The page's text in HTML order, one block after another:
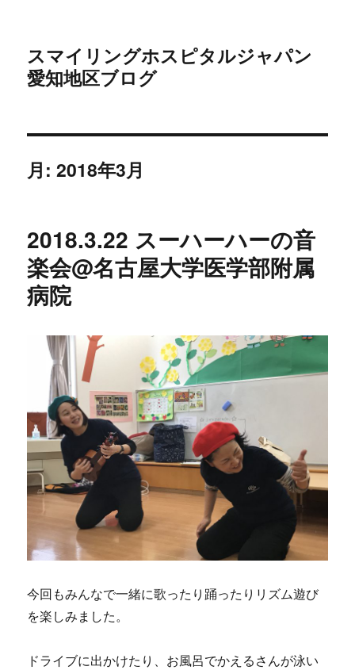
スマイリングホスピタルジャパン
愛知地区ブログ
月:2018年3月
2018.3.22 スーハーハーの音
楽会@名古屋大学医学部附属
病院
今回もみんなで一緒に歌ったり踊ったりリズム遊び
を楽しみました。
ドライブに出かけたり、お風呂でかえるさんが泳い